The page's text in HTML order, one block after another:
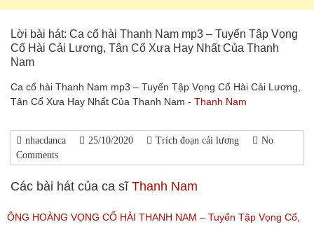
Lời bài hát: Ca cổ hài Thanh Nam mp3 – Tuyển Tập Vọng
Cổ Hài Cải Lương, Tân Cổ Xưa Hay Nhất Của Thanh
Nam
Ca cổ hài Thanh Nam mp3 – Tuyển Tập Vọng Cổ Hài Cải Lương,
Tân Cổ Xưa Hay Nhất Của Thanh Nam - Thanh Nam
nhacdanca 25/10/2020 Trích đoạn cải lương
No
Comments
Các bài hát của ca sĩ Thanh Nam
ÔNG HOÀNG VỌNG CỔ HÀI THANH NAM – Tuyển Tập Vọng Cổ,